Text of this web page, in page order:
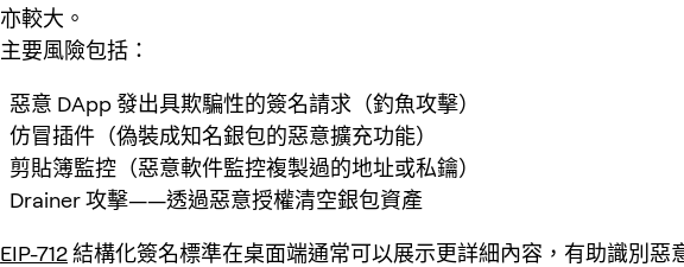
亦較大。
主要風險包括：
惡意 DApp 發出具欺騙性的簽名請求（釣魚攻擊）
仿冒插件（偽裝成知名銀包的惡意擴充功能）
剪貼簿監控（惡意軟件監控複製過的地址或私鑰）
Drainer 攻擊——透過惡意授權清空銀包資產
EIP-712結構化簽名標準在桌面端通常可以展示更詳細內容，有助識別惡